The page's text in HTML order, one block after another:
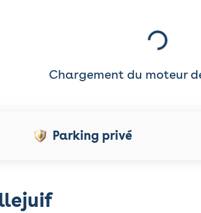
Chargement du moteur
Parking privé